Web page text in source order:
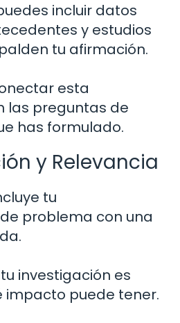
incluir datos
y estudios
tu afirmación.
esta
las preguntas de
has formulado.
y Relevancia
tu
problema con una
investigación es
impacto puede tener.